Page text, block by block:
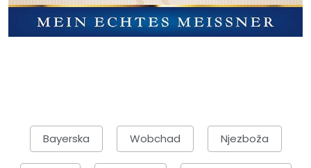
Bayerska Wobchad Njezboža